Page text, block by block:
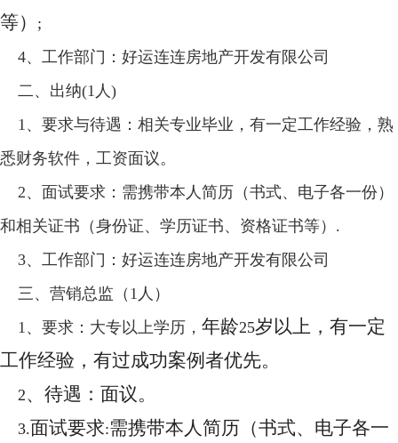
等）
;
4、工作部门：好运连连房地产开发有限公司
二、出纳(1 人)
1、要求与待遇：相关专业毕业，有一定工作经验，熟
悉财务软件，工资面议。
2、面试要求：需携带本人简历（书式、电子各一份）
和相关证书（身份证、学历证书、资格证书等） .
3、工作部门：好运连连房地产开发有限公司
三、营销总监（ 1 人）
1、要求：大专以上学历， 年龄25岁以上，有一定
工作经验，有过成功案例者优先。
2、待遇：面议。
3.面试要求:需携带本人简历（书式、电子各一